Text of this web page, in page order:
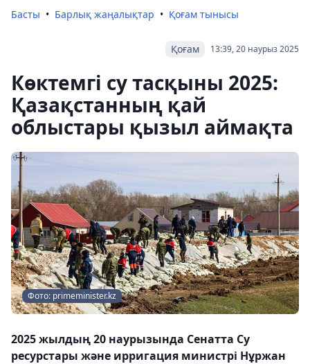
Басты Барлық жаңалықтар Қоғам тынысы
13:39, 20 наурыз 2025
Қоғам
Көктемгі су тасқыны 2025:
Қазақстанның қай
облыстары қызыл аймақта
Фото: primeminister.kz
2025 жылдың 20 наурызында Сенатта Су
ресурстары және ирригация министрі Нұржан